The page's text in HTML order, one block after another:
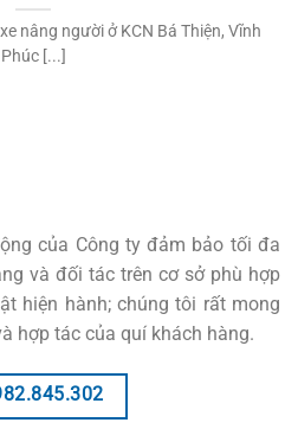
nâng người ở KCN Bá Thiện, Vĩnh
Phúc [...]
của Công ty đảm bảo tối đa
và đối tác trên cơ sở phù hợp
hiện hành; chúng tôi rất mong
hợp tác của quí khách hàng.